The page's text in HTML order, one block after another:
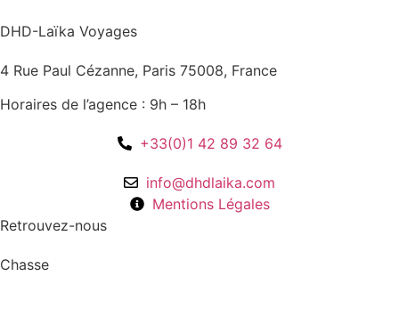
DHD-Laïka Voyages
4 Rue Paul Cézanne, Paris 75008, France
Horaires de l’agence : 9h – 18h
+33(0)1 42 89 32 64
info@dhdlaika.com
Mentions Légales
Retrouvez-nous
Chasse